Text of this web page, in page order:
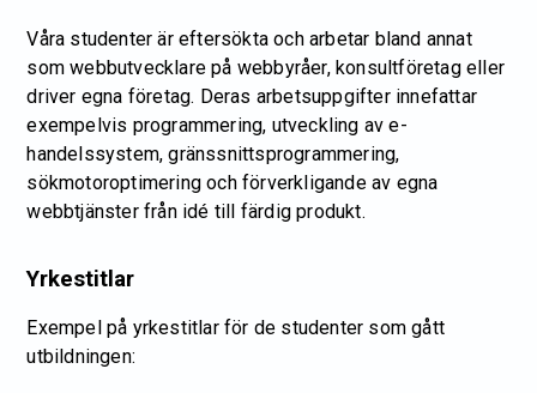
Våra studenter är eftersökta och arbetar bland annat
som webbutvecklare på webbyråer, konsultföretag eller
driver egna företag. Deras arbetsuppgifter innefattar
exempelvis programmering, utveckling av e-
handelssystem, gränssnittsprogrammering,
sökmotoroptimering och förverkligande av egna
webbtjänster från idé till färdig produkt.
Yrkestitlar
Exempel på yrkestitlar för de studenter som gått
utbildningen: